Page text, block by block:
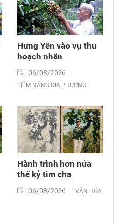
Hưng Yên vào vụ thu
hoạch nhãn
06/08/2026
TIỀM NĂNG ĐỊA PHƯƠNG
Hành trình hơn nửa
thế kỷ tìm cha
06/08/2026 VĂN HÓA